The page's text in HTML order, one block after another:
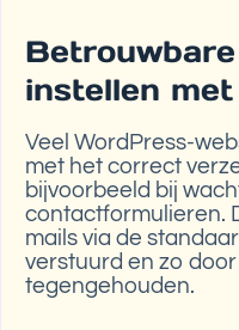
instellen
Veel WordPress-
met het correct
bijvoorbeeld bij
contactformulieren.
mails via de
verstuurd en zo
tegengehouden.